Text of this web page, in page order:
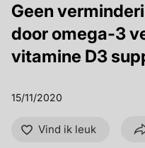
Geen
door omega-3
vitamine D3
15/11/2020
Vind ik leuk